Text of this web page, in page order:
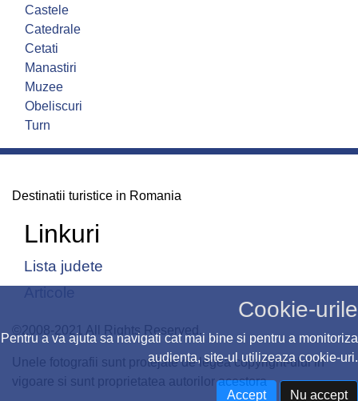
Cookie-urile
Pentru a va ajuta sa navigati cat mai bine si pentru a monitoriza
audienta, site-ul utilizeaza cookie-uri.
Accept Nu accept
Castele
Catedrale
Cetati
Manastiri
Muzee
Obeliscuri
Turn
Destinatii turistice in Romania
Linkuri
Lista judete
©2008-2021 All Rights Reserved.
Unele fotografii sunt protejate de legea copyright-ului in
vigoare si sunt proprietatea autorilor acestora